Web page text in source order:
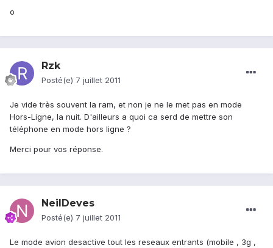
o
Rzk
Posté(e) 7 juillet 2011
Je vide très souvent la ram, et non je ne le met pas en mode
Hors-Ligne, la nuit. D'ailleurs a quoi ca serd de mettre son
téléphone en mode hors ligne ?
Merci pour vos réponse.
NeilDeves
Posté(e) 7 juillet 2011
Le mode avion desactive tout les reseaux entrants (mobile , 3g ,